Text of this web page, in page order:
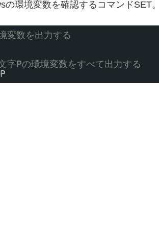
の環境変数を確認するコマンドSET
変数を出力する
字Pの環境変数をすべて出力する